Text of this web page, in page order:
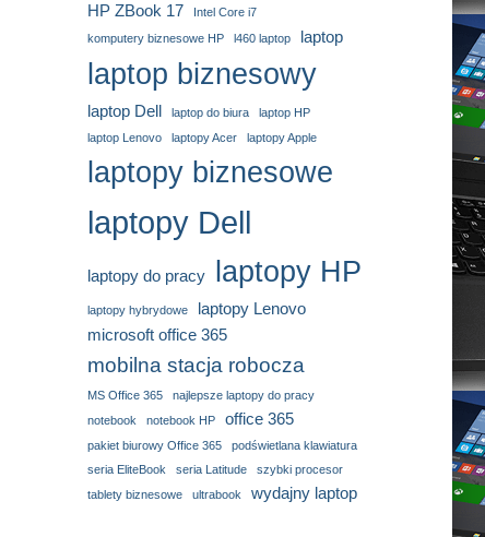
HP ZBook 17
Intel Core i7
komputery biznesowe HP
l460 laptop laptop
laptop biznesowy
laptop Dell laptop do biura
laptop HP
laptop Lenovo
laptopy Acer laptopy Apple
laptopy biznesowe
laptopy Dell
laptopy do pracy laptopy HP
laptopy hybrydowe
laptopy Lenovo
microsoft office 365
mobilna stacja robocza
MS Office 365
najlepsze laptopy do pracy
notebook
notebook HP office 365
pakiet biurowy Office 365
podświetlana klawiatura
seria EliteBook
seria Latitude
szybki procesor
tablety biznesowe
ultrabook wydajny laptop